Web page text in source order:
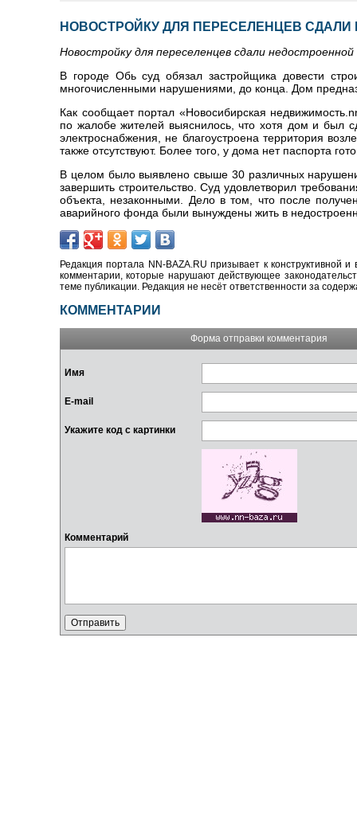
НОВОСТРОЙКУ ДЛЯ ПЕРЕСЕЛЕНЦЕВ
Новостройку для переселенцев сдали недостроенной
В городе Обь суд обязал застройщика довести
многочисленными нарушениями, до конца. Дом
Как сообщает портал «Новосибирская
по жалобе жителей выяснилось, что хотя дом и был
электроснабжения, не благоустроена территория
также отсутствуют. Более того, у дома нет паспорта
В целом было выявлено свыше 30 различных
завершить строительство. Суд удовлетворил
объекта, незаконными. Дело в том, что после
аварийного фонда были вынуждены жить в
Редакция портала NN-BAZA.RU призывает к конструктивной
комментарии, которые нарушают действующее
теме публикации. Редакция не несёт ответственности за
КОММЕНТАРИИ
Форма отправки комментария
Имя
E-mail
Укажите код с картинки
Комментарий